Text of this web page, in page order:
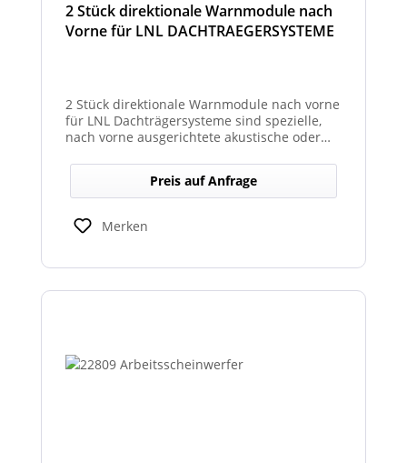
2 Stück direktionale Warnmodule nach
Vorne für LNL DACHTRAEGERSYSTEME
2 Stück direktionale Warnmodule nach vorne
für LNL Dachträgersysteme sind spezielle,
nach vorne ausgerichtete akustische oder
montiert werden, um in Fahrtrichtung
gezielte Warnsignale auszugeben. Sie
erhöhen die Sicht- und Hörbarkeit kritischer
Hinweise für Fahrer und Umfeld und sind
kompatibel mit den LNL-Trägersystemen zur
Einsatzfahrten.
Preis auf Anfrage
Merken